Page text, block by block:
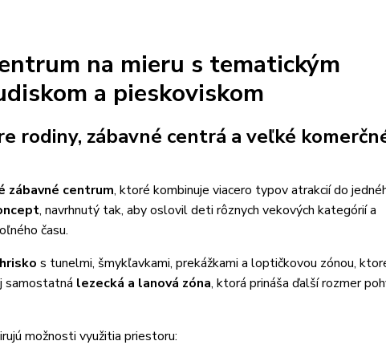
na mieru s tematickým
a pieskoviskom
rodiny, zábavné centrá a veľké
centrum, ktoré kombinuje viacero typov atrakcií do
, navrhnutý tak, aby oslovil deti rôznych vekových kategórií a
času.
s tunelmi, šmykľavkami, prekážkami a loptičkovou zónou,
samostatná lezecká a lanová zóna, ktorá prináša ďalší rozmer
možnosti využitia priestoru: